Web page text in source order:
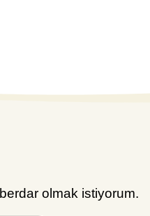
olmak istiyorum.